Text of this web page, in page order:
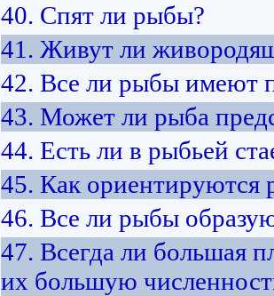
40. Спят ли рыбы?
41. Живут ли
42. Все ли рыбы имеют
43. Может ли рыба
44. Есть ли в рыбьей
45. Как ориентируются
46. Все ли рыбы
47. Всегда ли большая
их большую